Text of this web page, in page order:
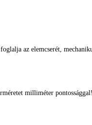
az elemcserét,
milliméter pontossággal!